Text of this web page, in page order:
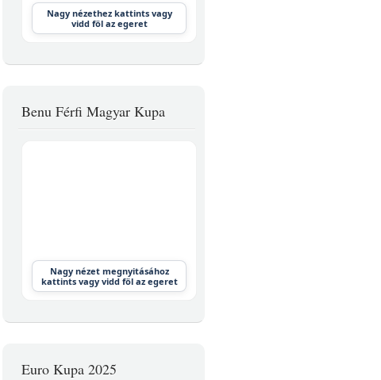
Nagy nézethez kattints vagy
vidd föl az egeret
Benu Férfi Magyar Kupa
Nagy nézet megnyitásához
kattints vagy vidd föl az egeret
Euro Kupa 2025